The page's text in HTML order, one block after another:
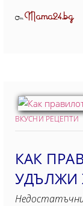
ОтMama24.bg
ВКУСНИ РЕЦЕПТИ
КАК
УДЪЛЖИ